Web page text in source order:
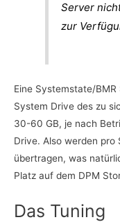
Server
zur
Eine Systemstate/
System Drive des zu
30-60 GB, je nach
Drive. Also werden
übertragen, was
Platz auf dem DPM
Das Tuning